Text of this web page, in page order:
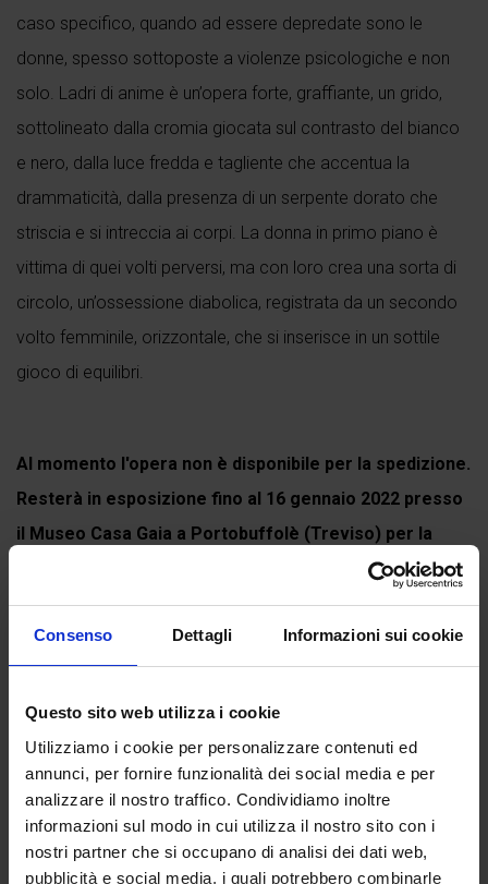
Consenso Dettagli Informazioni sui cookie
Questo sito web utilizza i cookie
Utilizziamo i cookie per personalizzare contenuti ed
annunci, per fornire funzionalità dei social media e per
analizzare il nostro traffico. Condividiamo inoltre
informazioni sul modo in cui utilizza il nostro sito con i
nostri partner che si occupano di analisi dei dati web,
pubblicità e social media, i quali potrebbero combinarle
caso specifico, quando ad essere depredate sono le
donne, spesso sottoposte a violenze psicologiche e non
solo. Ladri di anime è un’opera forte, graffiante, un grido,
sottolineato dalla cromia giocata sul contrasto del bianco
e nero, dalla luce fredda e tagliente che accentua la
drammaticità, dalla presenza di un serpente dorato che
striscia e si intreccia ai corpi. La donna in primo piano è
vittima di quei volti perversi, ma con loro crea una sorta di
circolo, un’ossessione diabolica, registrata da un secondo
volto femminile, orizzontale, che si inserisce in un sottile
gioco di equilibri.
Al momento l'opera non è disponibile per la spedizione.
Resterà in esposizione fino al 16 gennaio 2022 presso
il Museo Casa Gaia a Portobuffolè (Treviso) per la
DIVINA COMMEDIA. L'arte contemporanea rilegge
Dante...
Recensioni
Ancora non ci sono recensioni.
Recensisci per primo “Canto XXIV dell’Inferno, Ladri
di Anime”